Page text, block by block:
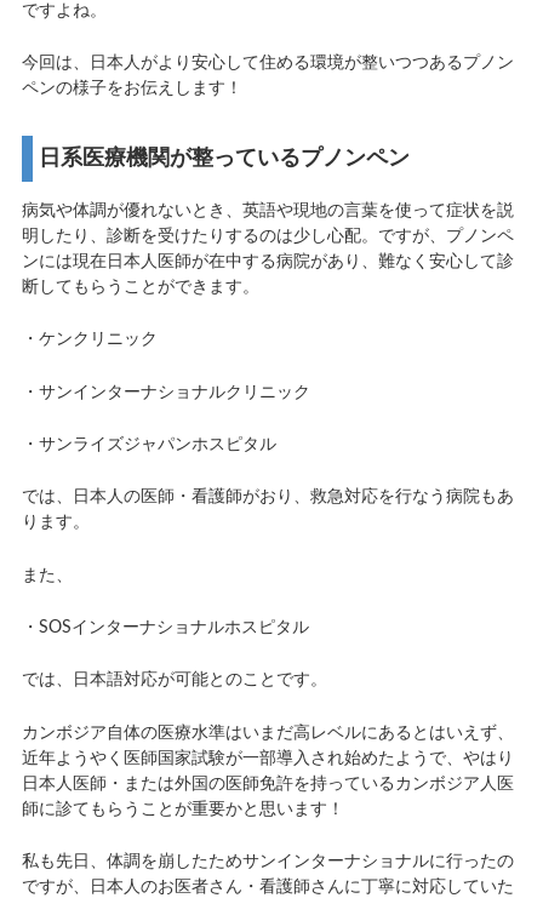
ですよね。
今回は、日本人がより安心して住める環境が整いつつあるプノン
ペンの様子をお伝えします！
日系医療機関が整っているプノンペン
病気や体調が優れないとき、英語や現地の言葉を使って症状を説
明したり、診断を受けたりするのは少し心配。ですが、プノンペ
ンには現在日本人医師が在中する病院があり、難なく安心して診
断してもらうことができます。
・ケンクリニック
・サンインターナショナルクリニック
・サンライズジャパンホスピタル
では、日本人の医師・看護師がおり、救急対応を行なう病院もあ
ります。
また、
・SOSインターナショナルホスピタル
では、日本語対応が可能とのことです。
カンボジア自体の医療水準はいまだ高レベルにあるとはいえず、
近年ようやく医師国家試験が一部導入され始めたようで、やはり
日本人医師・または外国の医師免許を持っているカンボジア人医
師に診てもらうことが重要かと思います！
私も先日、体調を崩したためサンインターナショナルに行ったの
ですが、日本人のお医者さん・看護師さんに丁寧に対応していた